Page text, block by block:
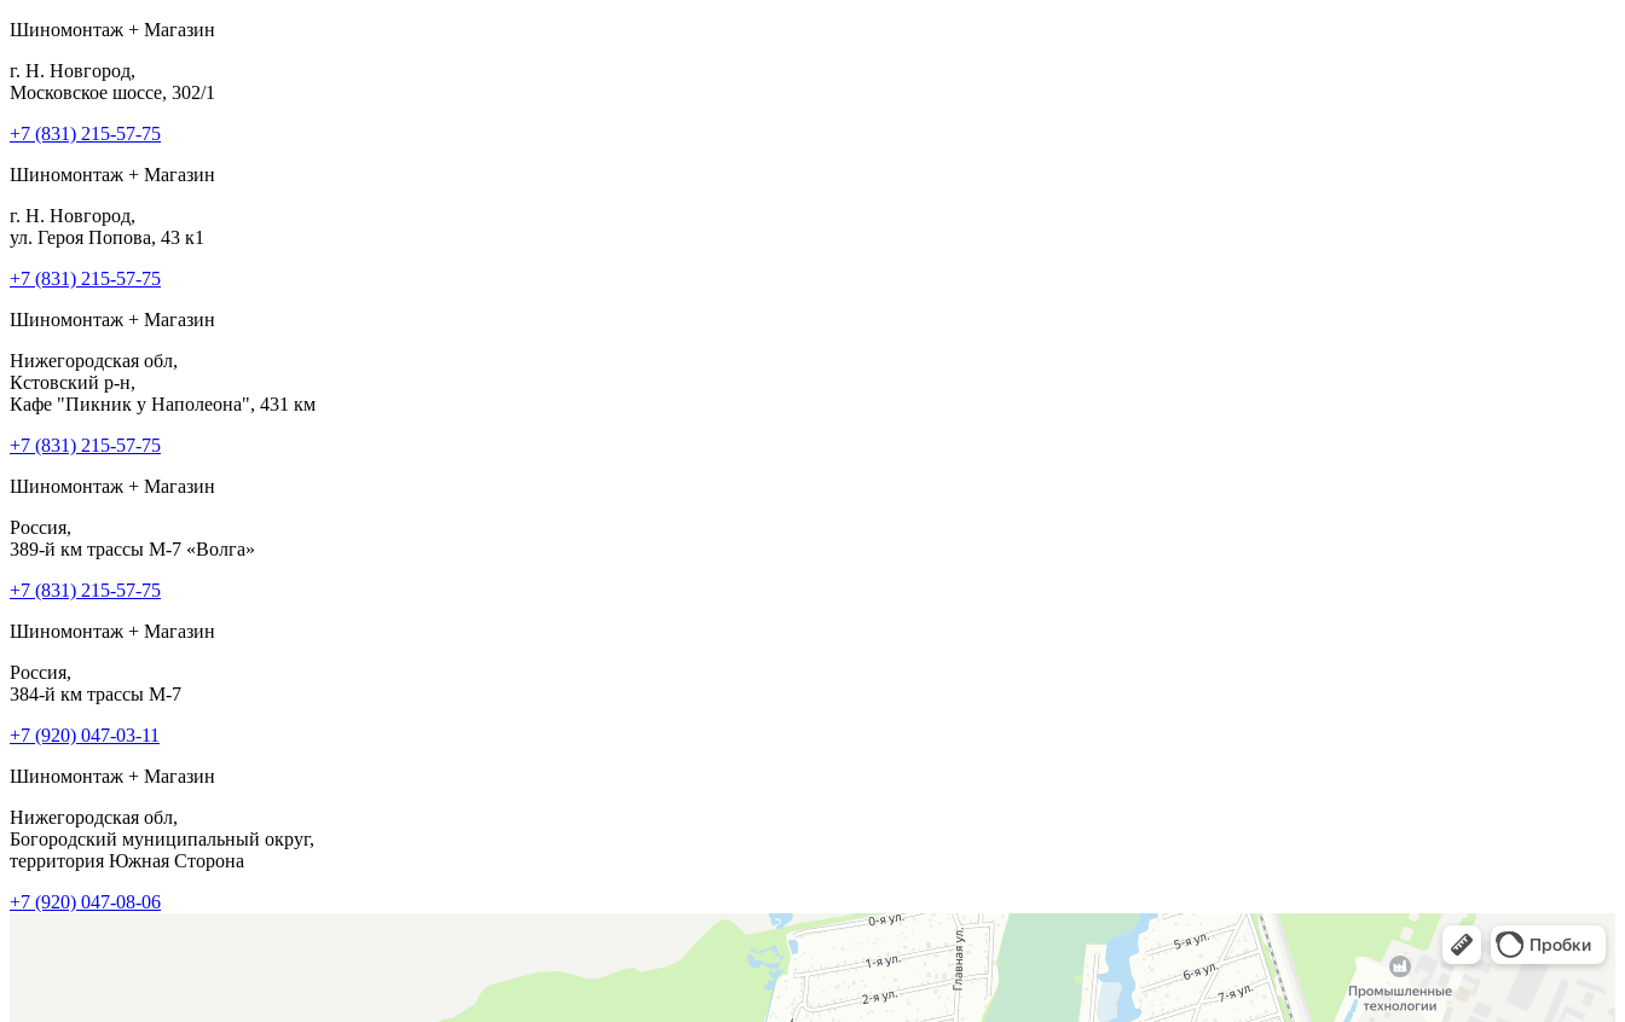
Шиномонтаж + Магазин
г. Н. Новгород,
Московское шоссе, 302/1
+7 (831) 215-57-75
Шиномонтаж + Магазин
г. Н. Новгород,
ул. Героя Попова, 43 к1
+7 (831) 215-57-75
Шиномонтаж + Магазин
Нижегородская обл,
Кстовский р-н,
Кафе "Пикник у Наполеона", 431 км
+7 (831) 215-57-75
Шиномонтаж + Магазин
Россия,
389-й км трассы М-7 «Волга»
+7 (831) 215-57-75
Шиномонтаж + Магазин
Россия,
384-й км трассы М-7
+7 (920) 047-03-11
Шиномонтаж + Магазин
Нижегородская обл,
Богородский муниципальный округ,
территория Южная Сторона
+7 (920) 047-08-06